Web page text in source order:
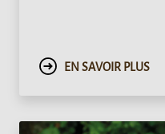
EN SAVOIR PLUS